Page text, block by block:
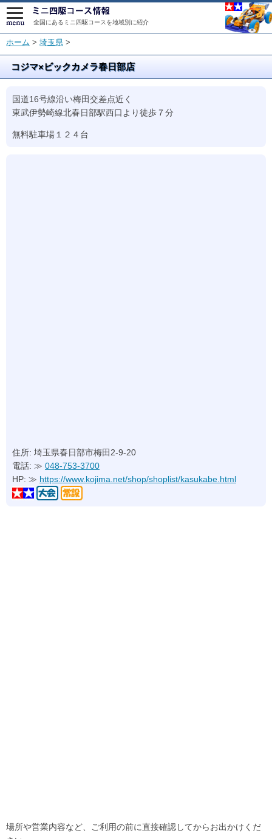
全国にあるミニ四駆コースを地域別に紹介
ホーム > 埼玉県 >
コジマ×ビックカメラ春日部店
国道16号線沿い梅田交差点近く
東武伊勢崎線北春日部駅西口より徒歩７分
無料駐車場１２４台
住所: 埼玉県春日部市梅田2-9-20
電話: ≫ 048-753-3700
HP: ≫ https://www.kojima.net/shop/shoplist/kasukabe.html
場所や営業内容など、ご利用の前に直接確認してからお出かけくだ